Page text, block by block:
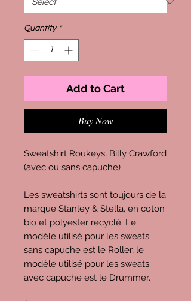
Quantity *
Add to Cart
Buy Now
Sweatshirt Roukeys, Billy Crawford
(avec ou sans capuche)
Les sweatshirts sont toujours de la
marque Stanley & Stella, en coton
bio et polyester recyclé. Le
modèle utilisé pour les sweats
sans capuche est le Roller, le
modèle utilisé pour les sweats
avec capuche est le Drummer.